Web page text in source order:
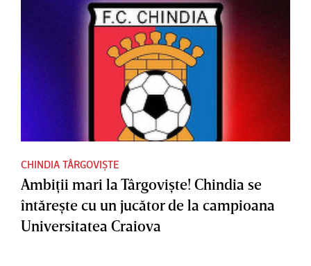
CHINDIA TÂRGOVIȘTE
Ambiţii mari la Târgovişte! Chindia se
întăreşte cu un jucător de la campioana
Universitatea Craiova